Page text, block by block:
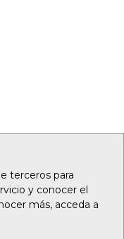
terceros para
y conocer el
más, acceda a